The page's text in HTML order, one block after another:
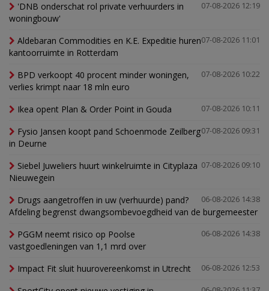
07-08-2026 12:19
'DNB onderschat rol private verhuurders in
woningbouw'
07-08-2026 11:01
Aldebaran Commodities en K.E. Expeditie huren
kantoorruimte in Rotterdam
07-08-2026 10:22
BPD verkoopt 40 procent minder woningen,
verlies krimpt naar 18 mln euro
07-08-2026 10:11
Ikea opent Plan & Order Point in Gouda
07-08-2026 09:31
Fysio Jansen koopt pand Schoenmode Zeilberg
in Deurne
07-08-2026 09:10
Siebel Juweliers huurt winkelruimte in Cityplaza
Nieuwegein
06-08-2026 14:38
Drugs aangetroffen in uw (verhuurde) pand?
Afdeling begrenst dwangsombevoegdheid van de burgemeester
06-08-2026 14:38
PGGM neemt risico op Poolse
vastgoedleningen van 1,1 mrd over
06-08-2026 12:53
Impact Fit sluit huurovereenkomst in Utrecht